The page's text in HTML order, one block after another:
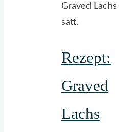
knusprig,
knuspriger
geht"
Rezept:
Graved
Lachs